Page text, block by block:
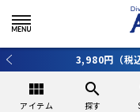
新規アプリ会員
view_module
アイテム
search
探す